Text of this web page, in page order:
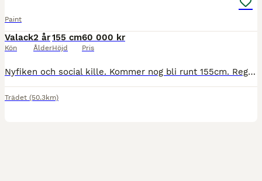
Paint
Valack
Kön
2 år
Ålder
155 cm
Höjd
60 000 kr
Pris
Nyfiken och social kille. Kommer nog bli runt 155cm. Reggad i APHA, har pass, är vaccinerad och verkad regelbundet. Kommer passa till det mesta och bli allround. Pappa har gångartsstam och mamma mer r
Trädet (50.3km)